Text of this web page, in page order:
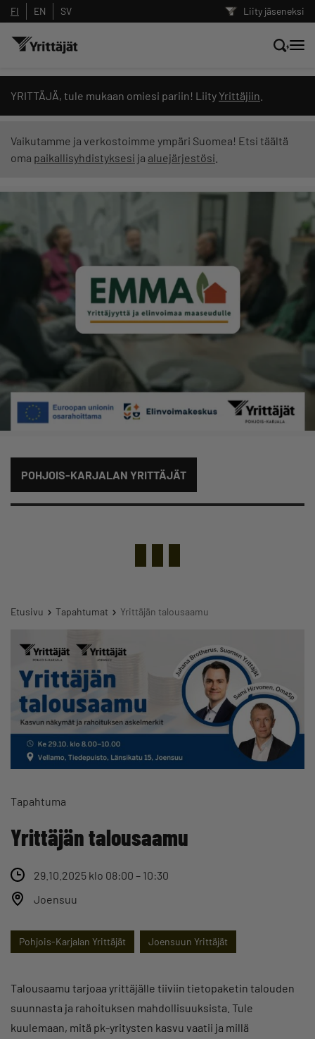
Liity jäseneksi
FI EN SV
YRITTÄJÄ, tule mukaan omiesi pariin! Liity Yrittäjiin
Vaikutamme ja verkostoimme ympäri Suomea! Etsi täältä
oma paikallisyhdistyksesi ja aluejärjestösi
POHJOIS-KARJALAN YRITTÄJÄT
Etusivu Tapahtumat Yrittäjän talousaamu
Tapahtuma
Yrittäjän talousaamu
29.10.2025 klo 08:00 – 10:30
Joensuu
Pohjois-Karjalan Yrittäjät Joensuun Yrittäjät
Talousaamu tarjoaa yrittäjälle tiiviin tietopaketin talouden
suunnasta ja rahoituksen mahdollisuuksista. Tule
kuulemaan, mitä pk-yritysten kasvu vaatii ja millä
Hae sivustolta tai kysy suoraan
Yrittäjien tekoälyltä
Suodata hakutuloksia: näytä kaikki sisältö